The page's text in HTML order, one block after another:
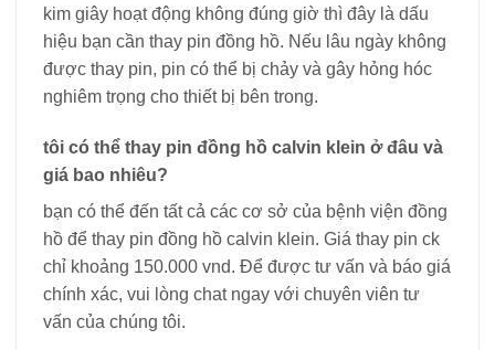
kim giây hoạt động không đúng giờ thì đây là dấu
hiệu bạn cần thay pin đồng hồ. Nếu lâu ngày không
được thay pin, pin có thể bị chảy và gây hỏng hóc
nghiêm trọng cho thiết bị bên trong.
tôi có thể thay pin đồng hồ calvin klein ở đâu và
giá bao nhiêu?
bạn có thể đến tất cả các cơ sở của bệnh viện đồng
hồ để thay pin đồng hồ calvin klein. Giá thay pin ck
chỉ khoảng 150.000 vnd. Để được tư vấn và báo giá
chính xác, vui lòng chat ngay với chuyên viên tư
vấn của chúng tôi.